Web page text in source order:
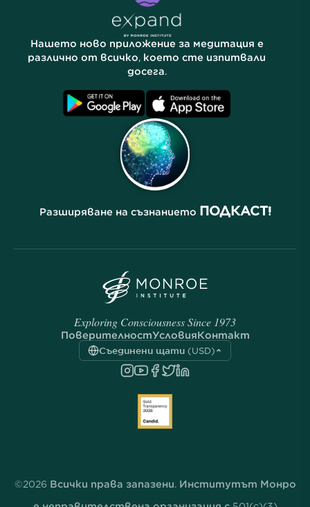
Партньорска програма
Локации
Често задавани въпроси
Нашето ново приложение за медитация е
различно от всичко, което сте изпитвали
досега.
Разширяване на съзнанието ПОДКАСТ!
Exploring Consciousness Since 1973
ПоверителностУсловияКонтакт
Съединени щати (USD)
©2026 Всички права запазени. Институтът Монро